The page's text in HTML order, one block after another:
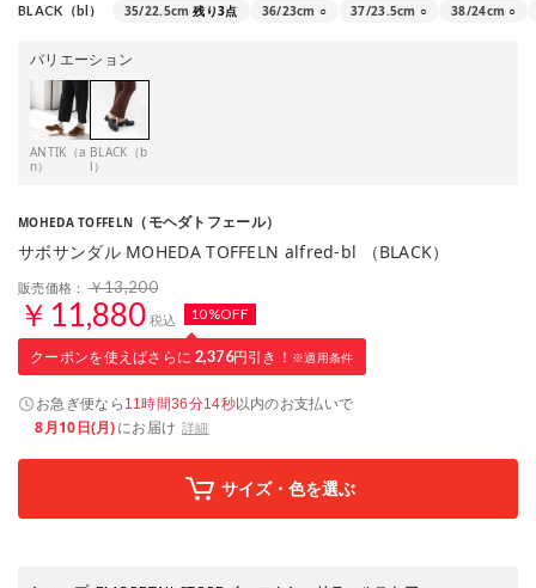
BLACK（bl） 35/22.5cm 残り3点 36/23cm ○ 37/23.5cm ○ 38/24cm ○
バリエーション
ANTIK（a
n）
BLACK（b
l）
MOHEDA TOFFELN （モヘダトフェール）
サボサンダル MOHEDA TOFFELN alfred-bl （BLACK）
販売価格： ￥13,200
￥11,880 税込 10%OFF
クーポンを使えばさらに 2,376円引き！ ※適用条件
お急ぎ便なら 11時間36分13秒以内のお支払いで
8月10日(月)にお届け 詳細
サイズ・色を選ぶ